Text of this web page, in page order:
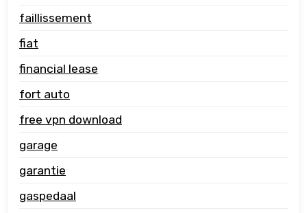
faillissement
fiat
financial lease
fort auto
free vpn download
garage
garantie
gaspedaal